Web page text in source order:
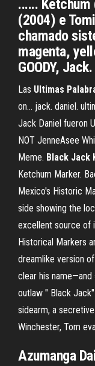
...... Ketchum
(2004) e
chamado
magenta,
GOODY, Jack.
Las Ultimas
on… jack. daniel.
Jack Daniel fueron
NOT JenneAsee
Meme. Black Jack
Ketchum Marker.
Mexico's Historic
side showing the
excellent source of
Historical Markers
dreamlike version
clear his
outlaw " Black
sidearm, a
Winchester, Tom
Azumanga